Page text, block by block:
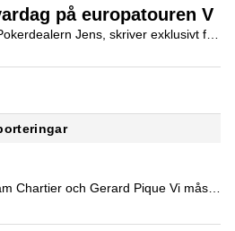
på europatouren V